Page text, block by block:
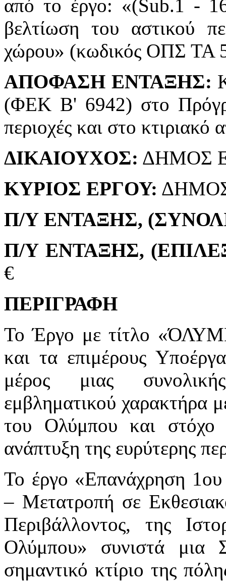
από το έργο: «(Sub.1 -
βελτίωση του αστικού
χώρου» (κωδικός ΟΠΣ ΤΑ
ΑΠΟΦΑΣΗ ΕΝΤΑΞΗΣ:
(ΦΕΚ Β' 6942) στο
περιοχές και στο κτιριακό
ΔΙΚΑΙΟΥΧΟΣ: ΔΗΜΟΣ
ΚΥΡΙΟΣ ΕΡΓΟΥ:
Π/Υ ΕΝΤΑΞΗΣ,
Π/Υ ΕΝΤΑΞΗΣ,
€
ΠΕΡΙΓΡΑΦΗ
Το Έργο με τίτλο
και τα επιμέρους
μέρος μιας
εμβληματικού χαρακτήρα
του Ολύμπου και στόχο
ανάπτυξη της ευρύτερης
Το έργο «Επανάχρηση
– Μετατροπή σε
Περιβάλλοντος, της
Ολύμπου» συνιστά μια
σημαντικό κτίριο της